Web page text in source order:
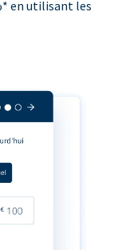
en utilisant les